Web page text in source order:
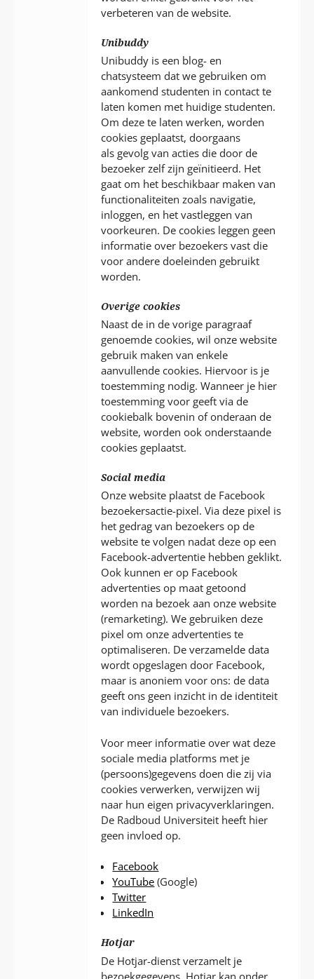
verbeteren van de website.
Unibuddy
Unibuddy is een blog- en
chatsysteem dat we gebruiken om
aankomend studenten in contact te
laten komen met huidige studenten.
Om deze te laten werken, worden
cookies geplaatst, doorgaans
als gevolg van acties die door de
bezoeker zelf zijn geïnitieerd. Het
gaat om het beschikbaar maken van
functionaliteiten zoals navigatie,
inloggen, en het vastleggen van
voorkeuren. De cookies leggen geen
informatie over bezoekers vast die
voor andere doeleinden gebruikt
worden.
Overige cookies
Naast de in de vorige paragraaf
genoemde cookies, wil onze website
gebruik maken van enkele
aanvullende cookies. Hiervoor is je
toestemming nodig. Wanneer je hier
toestemming voor geeft via de
cookiebalk bovenin of onderaan de
website, worden ook onderstaande
cookies geplaatst.
Social media
Onze website plaatst de Facebook
bezoekersactie-pixel. Via deze pixel is
het gedrag van bezoekers op de
website te volgen nadat deze op een
Facebook-advertentie hebben geklikt.
Ook kunnen er op Facebook
advertenties op maat getoond
worden na bezoek aan onze website
(remarketing). We gebruiken deze
pixel om onze advertenties te
optimaliseren. De verzamelde data
wordt opgeslagen door Facebook,
maar is anoniem voor ons: de data
geeft ons geen inzicht in de identiteit
van individuele bezoekers.
Voor meer informatie over wat deze
sociale media platforms met je
(persoons)gegevens doen die zij via
cookies verwerken, verwijzen wij
naar hun eigen privacyverklaringen.
De Radboud Universiteit heeft hier
geen invloed op.
Facebook
YouTube (Google)
Twitter
LinkedIn
Hotjar
De Hotjar-dienst verzamelt je
bezoekgegevens. Hotjar kan onder